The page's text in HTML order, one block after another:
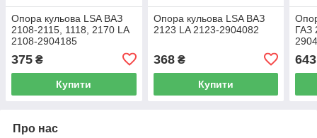
Опора кульова LSA ВАЗ
2108-2115, 1118, 2170 LA
2108-2904185
375 ₴
Купити
Опора кульова LSA ВАЗ
2123 LA 2123-2904082
368₴
Купити
ГАЗ
643
Про нас